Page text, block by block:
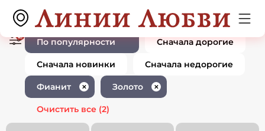
Ювелирные изделия с фианитом
золото
0 товаров
2
По популярности Сначала дорогие
Сначала новинки Сначала недорогие
Фианит ✕ Золото ✕
Очистить все (2)